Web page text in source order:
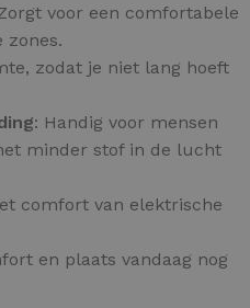
voor een comfortabele
zodat je niet lang hoeft
: Handig voor mensen
minder stof in de lucht
comfort van elektrische
en plaats vandaag nog